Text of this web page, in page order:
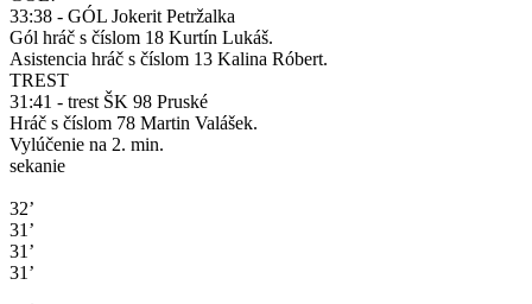
33:38 - GÓL Jokerit Petržalka
Gól hráč s číslom 18 Kurtín Lukáš.
Asistencia hráč s číslom 13 Kalina Róbert.
TREST
31:41 - trest ŠK 98 Pruské
Hráč s číslom 78 Martin Valášek.
Vylúčenie na 2. min.
sekanie
32’
31’
31’
31’